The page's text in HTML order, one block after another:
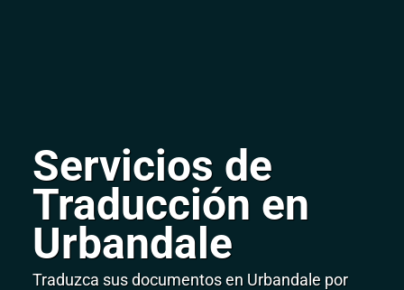
Servicios de
Traducción en
Urbandale
Traduzca sus documentos en Urbandale por